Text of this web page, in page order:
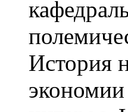
История